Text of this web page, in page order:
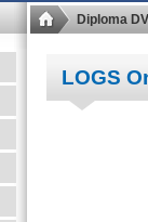
Diploma
LOGS